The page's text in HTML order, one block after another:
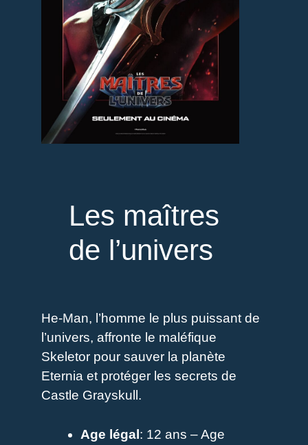
Les maîtres
de l’univers
He-Man, l’homme le plus puissant de
l’univers, affronte le maléfique
Skeletor pour sauver la planète
Eternia et protéger les secrets de
Castle Grayskull.
Age légal: 12 ans – Age